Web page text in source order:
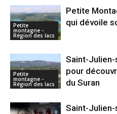
Petite
montagne -
Région des lacs
Petite
qui dévoile
Petite
montagne -
Région des lacs
Saint-Julien-
pour
du Suran
Saint-Julien-